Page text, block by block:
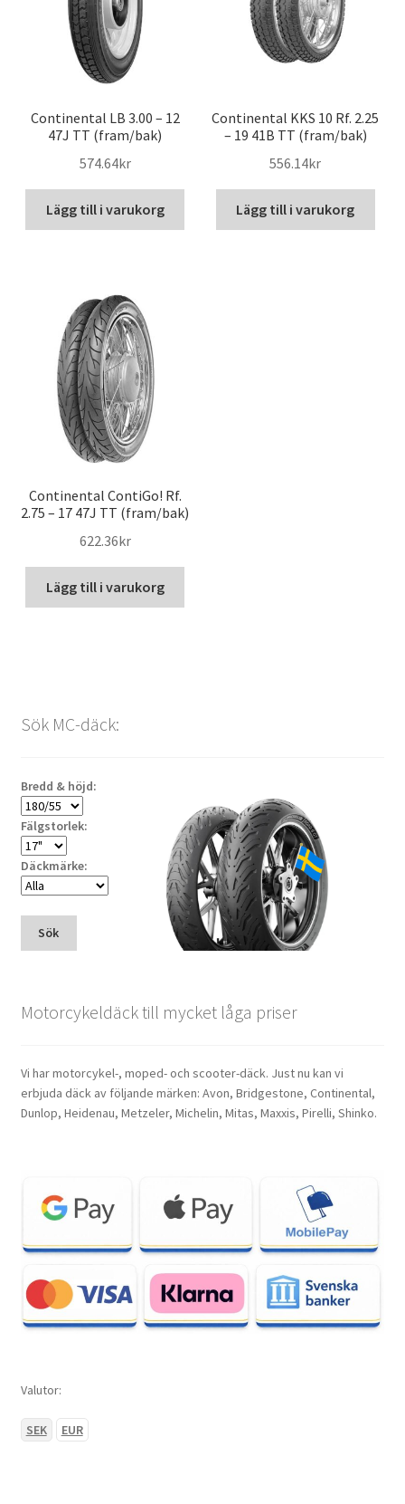
Continental LB 3.00 – 12
47J TT (fram/bak)
574.64kr
Lägg till i varukorg
Continental KKS 10 Rf. 2.25
– 19 41B TT (fram/bak)
556.14kr
Lägg till i varukorg
Continental ContiGo! Rf.
2.75 – 17 47J TT (fram/bak)
622.36kr
Lägg till i varukorg
Sök MC-däck:
Bredd & höjd:
Fälgstorlek:
Däckmärke:
Sök
Motorcykeldäck till mycket låga priser
Vi har motorcykel-, moped- och scooter-däck. Just nu kan vi
erbjuda däck av följande märken: Avon, Bridgestone, Continental,
Dunlop, Heidenau, Metzeler, Michelin, Mitas, Maxxis, Pirelli, Shinko.
Valutor:
SEK EUR